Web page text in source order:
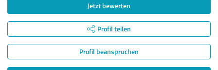
Jetzt bewerten
Profil teilen
Profil beanspruchen